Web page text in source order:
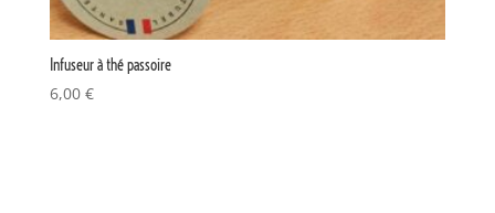
Infuseur à thé passoire
6,00 €